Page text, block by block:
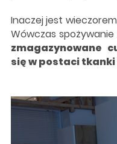
Inaczej jest
Wówczas
zmagazynowane
się w postaci tkanki